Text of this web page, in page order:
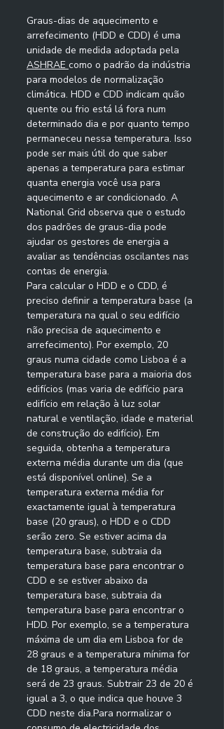
Graus-dias de aquecimento e
arrefecimento (HDD e CDD) é uma
unidade de medida adoptada pela
ASHRAE como o padrão da indústria
para modelos de normalização
climática. HDD e CDD indicam quão
quente ou frio está lá fora num
determinado dia e por quanto tempo
permaneceu nessa temperatura. Isso
pode ser mais útil do que saber
apenas a temperatura para estimar
quanta energia você usa para
aquecimento e ar condicionado. A
National Grid observa que o estudo
dos padrões de graus-dia pode
ajudar os gestores de energia a
avaliar as tendências oscilantes nas
contas de energia.
Para calcular o HDD e o CDD, é
preciso definir a temperatura base (a
temperatura na qual o seu edifício
não precisa de aquecimento e
arrefecimento). Por exemplo, 20
graus numa cidade como Lisboa é a
temperatura base para a maioria dos
edifícios (mas varia de edifício para
edifício em relação à luz solar
natural e ventilação, idade e material
de construção do edifício). Em
seguida, obtenha a temperatura
externa média durante um dia (que
está disponível online). Se a
temperatura externa média for
exactamente igual à temperatura
base (20 graus), o HDD e o CDD
serão zero. Se estiver acima da
temperatura base, subtraia da
temperatura base para encontrar o
CDD e se estiver abaixo da
temperatura base, subtraia da
temperatura base para encontrar o
HDD. Por exemplo, se a temperatura
máxima de um dia em Lisboa for de
28 graus e a temperatura mínima for
de 18 graus, a temperatura média
será de 23 graus. Subtrair 23 de 20 é
igual a 3, o que indica que houve 3
CDD neste dia.Para normalizar o